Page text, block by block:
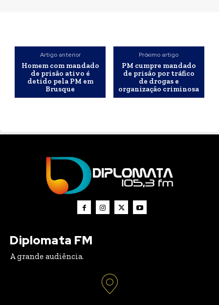
Artigo anterior
Homem com mandado
de prisão ativo é
detido pela PM em
Brusque
Próximo artigo
PM cumpre mandado
de prisão por tráfico
de drogas e
organização criminosa
Diplomata FM
A grande audiência.